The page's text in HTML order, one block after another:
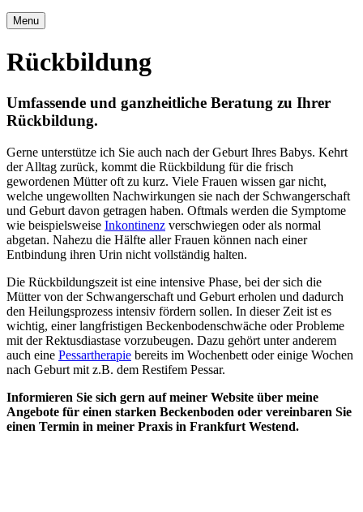
Menu
Rückbildung
Umfassende und ganzheitliche Beratung zu Ihrer
Rückbildung.
Gerne unterstütze ich Sie auch nach der Geburt Ihres Babys. Kehrt
der Alltag zurück, kommt die Rückbildung für die frisch
gewordenen Mütter oft zu kurz. Viele Frauen wissen gar nicht,
welche ungewollten Nachwirkungen sie nach der Schwangerschaft
und Geburt davon getragen haben. Oftmals werden die Symptome
wie beispielsweise Inkontinenz verschwiegen oder als normal
abgetan. Nahezu die Hälfte aller Frauen können nach einer
Entbindung ihren Urin nicht vollständig halten.
Die Rückbildungszeit ist eine intensive Phase, bei der sich die
Mütter von der Schwangerschaft und Geburt erholen und dadurch
den Heilungsprozess intensiv fördern sollen. In dieser Zeit ist es
wichtig, einer langfristigen Beckenbodenschwäche oder Probleme
mit der Rektusdiastase vorzubeugen. Dazu gehört unter anderem
auch eine Pessartherapie bereits im Wochenbett oder einige Wochen
nach Geburt mit z.B. dem Restifem Pessar.
Informieren Sie sich gern auf meiner Website über meine
Angebote für einen starken Beckenboden oder vereinbaren Sie
einen Termin in meiner Praxis in Frankfurt Westend.